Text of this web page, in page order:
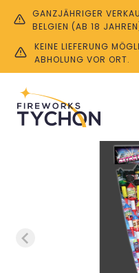
GANZJÄHRIGER
BELGIEN (AB 18
KEINE LIEFERUNG
BHOLUNG VOR ORT.
Start/Raketen/